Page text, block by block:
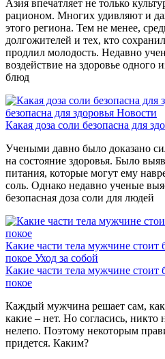
Азия впечатляет не только
рационом. Многих удивляют и
этого региона. Тем не менее,
долгожителей и тех, кто
продлил молодость. Недавно
воздействие на здоровье одного
блюд
безопасна для здоровья Новости
Какая доза соли безопасна для
Учеными давно было доказано
на состояние здоровья. Было
питания, которые могут ему
соль. Однако недавно ученые
безопасная доза соли для людей
Какие части тела мужчине стоит
покое Уход за собой
Какие части тела мужчине стоит
покое
Каждый мужчина решает сам,
какие – нет. Но согласись, никто
нелепо. Поэтому некоторым
придется. Каким?